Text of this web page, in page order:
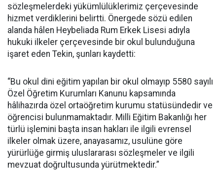
sözleşmelerdeki yükümlülüklerimiz çerçevesinde
hizmet verdiklerini belirtti. Önergede sözü edilen
alanda hâlen Heybeliada Rum Erkek Lisesi adıyla
hukuki ilkeler çerçevesinde bir okul bulunduğuna
işaret eden Tekin, şunları kaydetti:
“Bu okul dini eğitim yapılan bir okul olmayıp 5580 sayılı
Özel Öğretim Kurumları Kanunu kapsamında
hâlihazırda özel ortaöğretim kurumu statüsündedir ve
öğrencisi bulunmamaktadır. Milli Eğitim Bakanlığı her
türlü işlemini başta insan hakları ile ilgili evrensel
ilkeler olmak üzere, anayasamız, usulüne göre
yürürlüğe girmiş uluslararası sözleşmeler ve ilgili
mevzuat doğrultusunda yürütmektedir.”